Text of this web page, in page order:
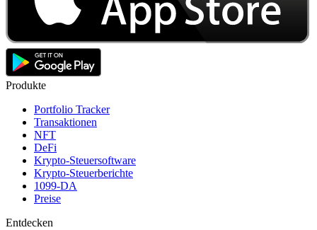
Produkte
Portfolio Tracker
Transaktionen
NFT
DeFi
Krypto-Steuersoftware
Krypto-Steuerberichte
1099-DA
Preise
Entdecken